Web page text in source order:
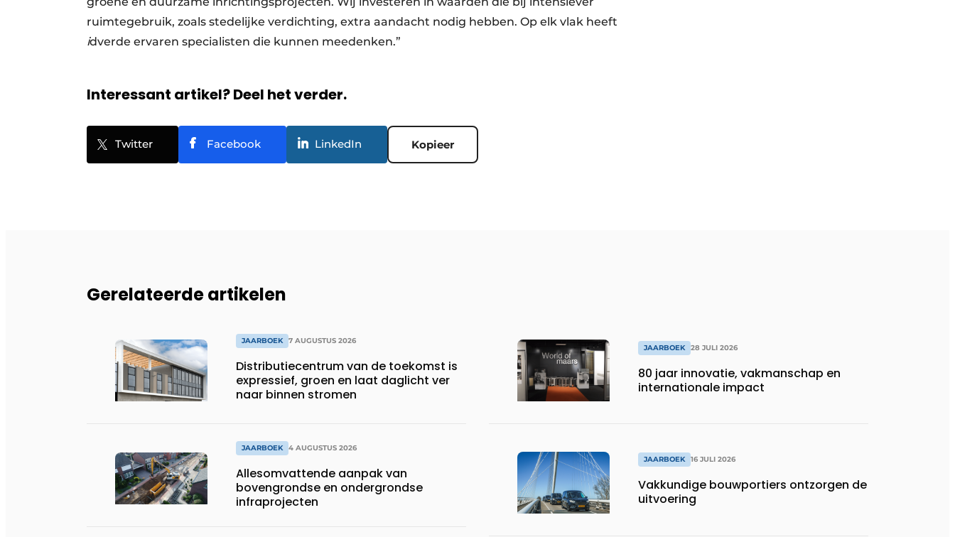
ruimtegebruik, zoals stedelijke verdichting, extra aandacht nodig hebben. Op elk vlak heeft
idverde ervaren specialisten die kunnen meedenken.”
Interessant artikel? Deel het verder.
Twitter Facebook LinkedIn Kopieer
Gerelateerde artikelen
JAARBOEK 7 AUGUSTUS 2026
Distributiecentrum van de toekomst is
expressief, groen en laat daglicht ver
naar binnen stromen
JAARBOEK 4 AUGUSTUS 2026
Allesomvattende aanpak van
bovengrondse en ondergrondse
infraprojecten
JAARBOEK 28 JULI 2026
80 jaar innovatie, vakmanschap en
internationale impact
JAARBOEK 16 JULI 2026
Vakkundige bouwportiers ontzorgen de
uitvoering